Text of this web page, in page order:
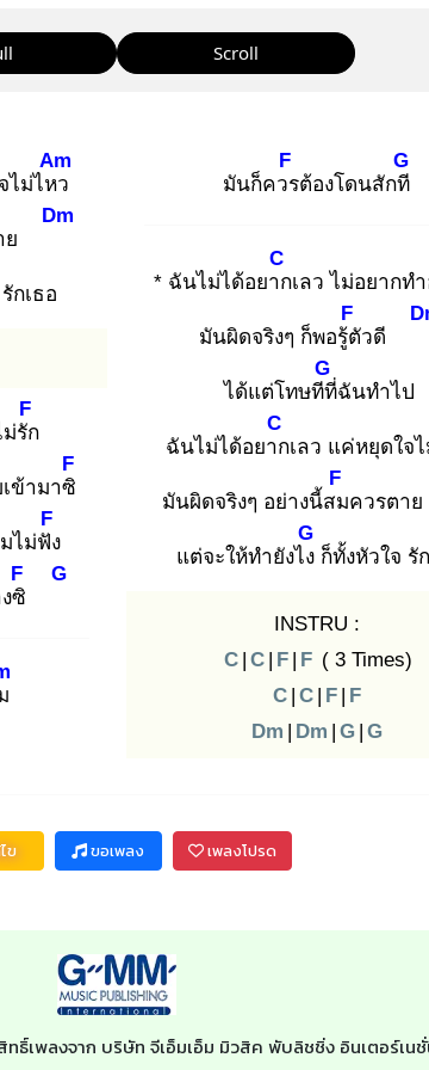
Scroll
ไม่ไหว
Am
าย
Dm
กเธอ
รัก
F
ข้ามาซิ
F
ไม่ฟัง
F
ซิ
F G
มันก็ควร
F
ต้องโดนสักที
G
* ฉันไม่ได้อยาก
C
เลว ไม่อยากท
มันผิดจริงๆ ก็พอรู้ตั
F
วดี
ได้แต่โทษทีที่
G
ฉันทำไป
ฉันไม่ได้อยาก
C
เลว แค่หยุดใจ
มันผิดจริงๆ อย่างนี้สม
F
ควร
แต่จะให้ทำยังไง
G
ก็ทั้งหัวใจ รั
INSTRU :
C | C | F | F ( 3 Times)
C | C | F | F
Dm | Dm | G | G
ข ขอเพลง เพลงโปรด
ธิ์เพลงจาก บริษัท จีเอ็มเอ็ม มิวสิค พับลิชชิ่ง อินเตอร์เน